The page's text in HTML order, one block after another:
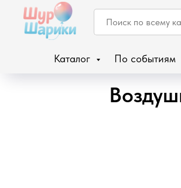
Каталог По событиям